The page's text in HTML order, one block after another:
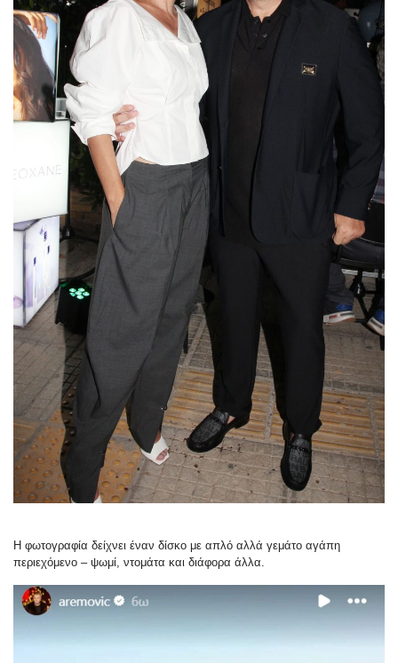
Η φωτογραφία δείχνει έναν δίσκο με απλό αλλά γεμάτο αγάπη
περιεχόμενο – ψωμί, ντομάτα και διάφορα άλλα.